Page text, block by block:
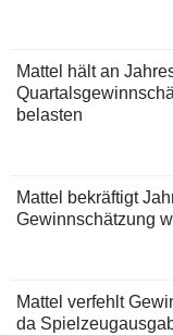
Mattel hält an
belasten
Mattel bekräftigt
Gewinnschätzung
Mattel verfehlt
da